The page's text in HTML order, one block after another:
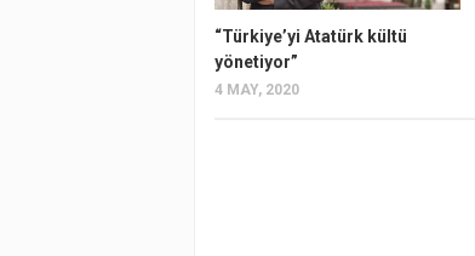
“Türkiye’yi Atatürk kültü
yönetiyor”
4 MAY, 2020